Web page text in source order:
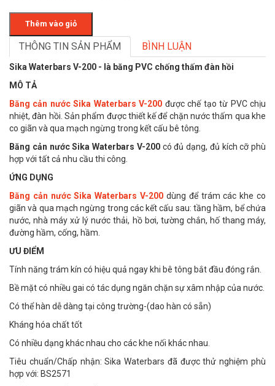
Thêm vào giỏ
THÔNG TIN SẢN PHẨM BÌNH LUẬN
Sika Waterbars V-200 - là băng PVC chống thấm đàn hồi
MÔ TẢ
Băng cản nước Sika Waterbars V-200 được chế tạo từ PVC chịu
nhiệt, đàn hồi. Sản phẩm được thiết kế để chặn nước thấm qua khe
co giãn và qua mạch ngừng trong kết cấu bê tông.
Băng cản nước Sika Waterbars V-200có đủ dạng, đủ kích cỡ phù
hợp với tất cả nhu cầu thi công.
ỨNG DỤNG
Băng cản nước Sika Waterbars V-200 dùng để trám các khe co
giãn và qua mạch ngừng trong các kết cấu sau: tầng hầm, bể chứa
nước, nhà máy xử lý nước thải, hồ bơi, tường chắn, hố thang máy,
đường hầm, cống, hầm.
ƯU ĐIỂM
Tính năng trám kín có hiệu quả ngay khi bê tông bắt đầu đóng rắn.
Bề mặt có nhiều gai có tác dụng ngăn chặn sự xâm nhập của nước.
Có thể hàn dễ dàng tại công trường-(dao hàn có sẵn)
Kháng hóa chất tốt
Có nhiều dạng khác nhau cho các khe nối khác nhau.
Tiêu chuẩn/Chấp nhận: Sika Waterbars đã được thử nghiệm phù
hợp với: BS2571